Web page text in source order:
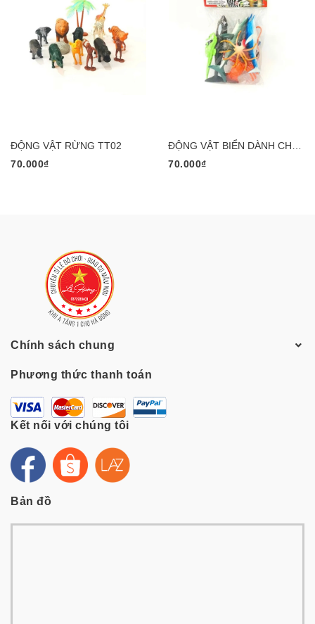
ĐỘNG VẬT RỪNG TT02
70.000₫
70.000₫
Chính sách chung
Phương thức thanh toán
Kết nối với chúng tôi
Bản đồ